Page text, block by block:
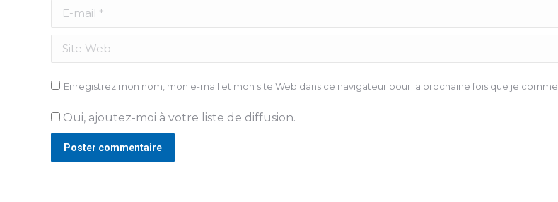
E-mail *
Site Web
Enregistrez mon nom, mon e-mail et mon site Web dans ce navigateur pour la prochaine fois que je
Oui, ajoutez-moi à votre liste de diffusion.
Poster commentaire